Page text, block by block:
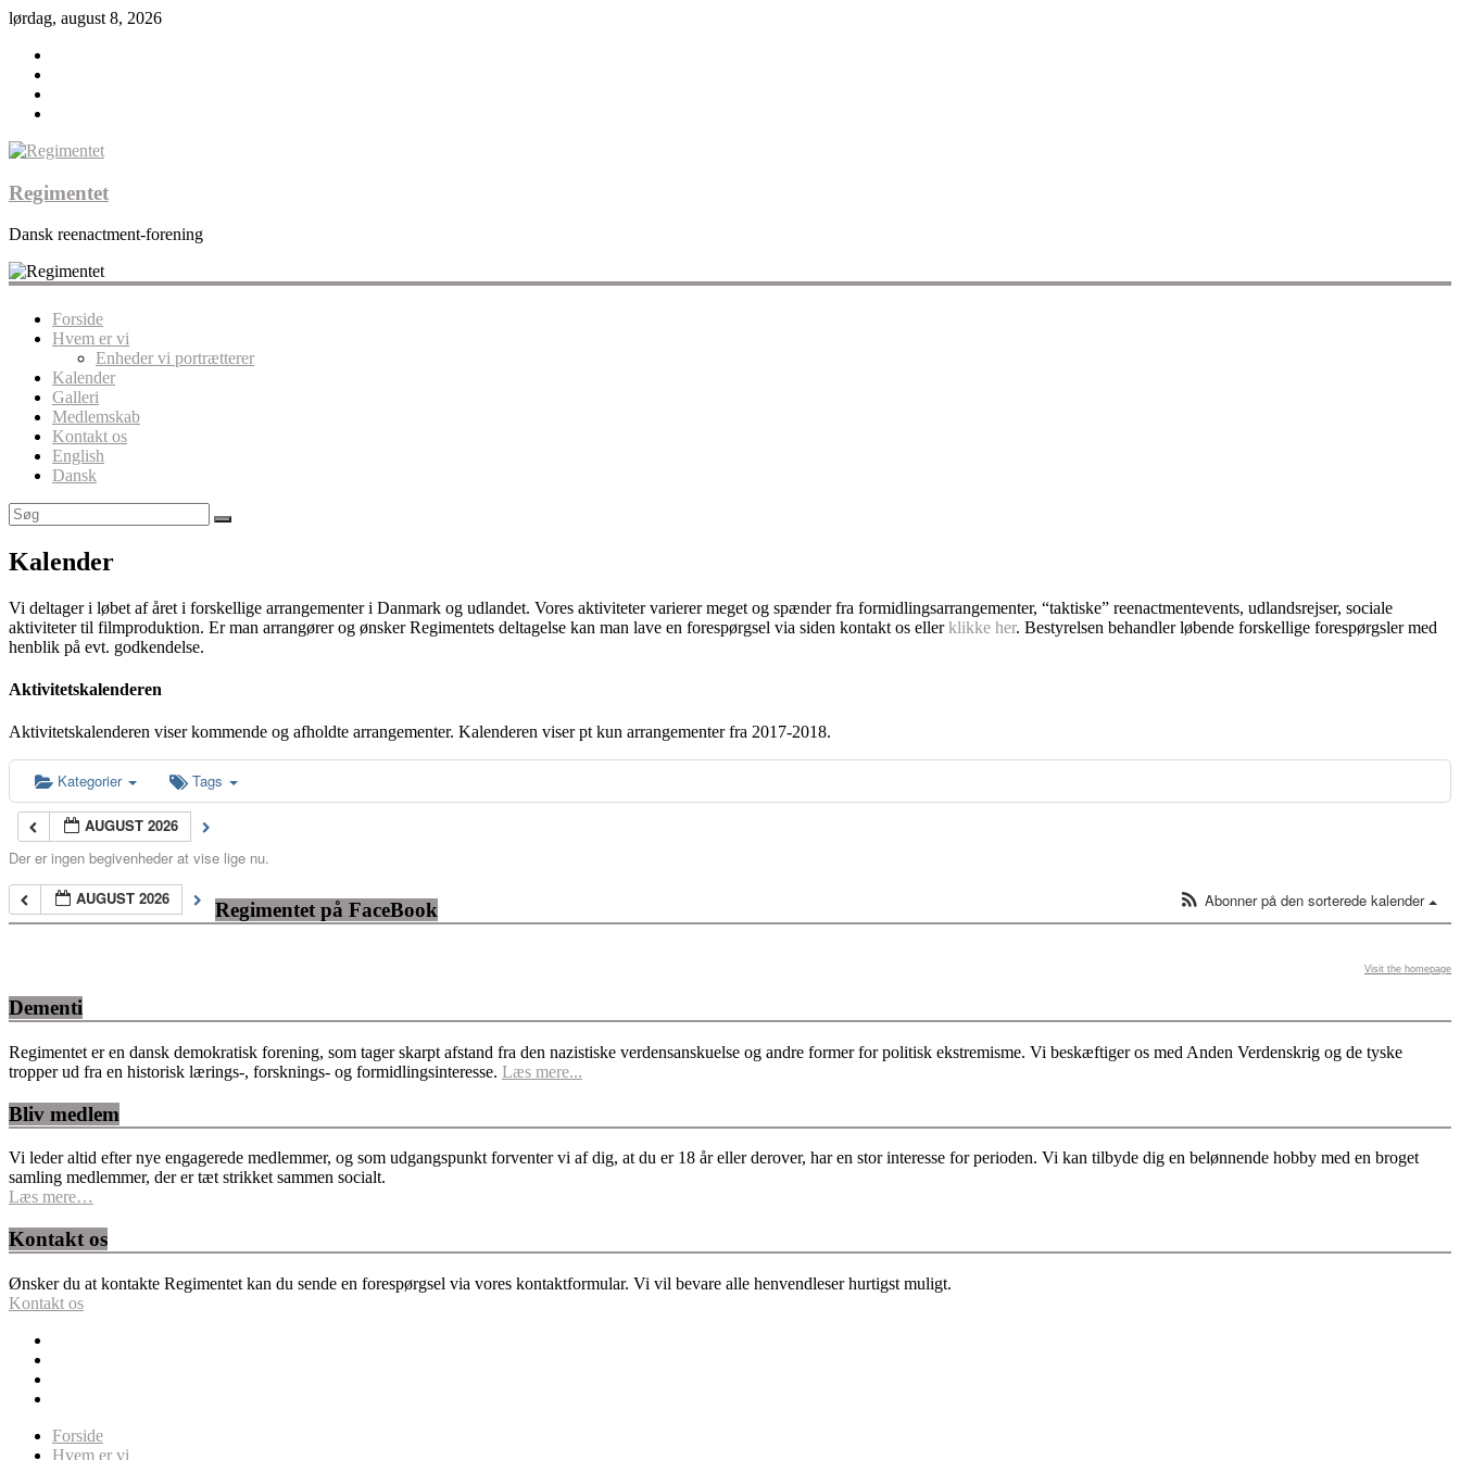
lørdag, august 8, 2026
Regimentet
Dansk reenactment-forening
Forside
Hvem er vi
Enheder vi portrætterer
Kalender
Galleri
Medlemskab
Kontakt os
English
Dansk
Kalender
Vi deltager i løbet af året i forskellige arrangementer i Danmark og udlandet. Vores aktiviteter varierer meget og spænder fra formidlingsarrangementer, “taktiske” reenactmentevents, udlandsrejser, sociale
aktiviteter til filmproduktion. Er man arrangører og ønsker Regimentets deltagelse kan man lave en forespørgsel via siden kontakt os ellerklikke her. Bestyrelsen behandler løbende forskellige forespørgsler med
henblik på evt. godkendelse.
Aktivitetskalenderen
Aktivitetskalenderen viser kommende og afholdte arrangementer. Kalenderen viser pt kun arrangementer fra 2017-2018.
Kategorier Tags
AUGUST 2026
Der er ingen begivenheder at vise lige nu.
AUGUST 2026
Abonner på den sorterede kalender
Regimentet på FaceBook
Visit the homepage
Dementi
Regimentet er en dansk demokratisk forening, som tager skarpt afstand fra den nazistiske verdensanskuelse og andre former for politisk ekstremisme. Vi beskæftiger os med Anden Verdenskrig og de tyske
tropper ud fra en historisk lærings-, forsknings- og formidlingsinteresse. Læs mere...
Bliv medlem
Vi leder altid efter nye engagerede medlemmer, og som udgangspunkt forventer vi af dig, at du er 18 år eller derover, har en stor interesse for perioden. Vi kan tilbyde dig en belønnende hobby med en broget
samling medlemmer, der er tæt strikket sammen socialt.
Læs mere…
Kontakt os
Ønsker du at kontakte Regimentet kan du sende en forespørgsel via vores kontaktformular. Vi vil bevare alle henvendleser hurtigst muligt.
Kontakt os
Forside
Hvem er vi